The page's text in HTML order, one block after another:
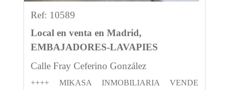
Ref: 10589
Local en venta en Madrid,
EMBAJADORES-LAVAPIES
Calle Fray Ceferino González
++++ MIKASA INMOBILIARIA VENDE